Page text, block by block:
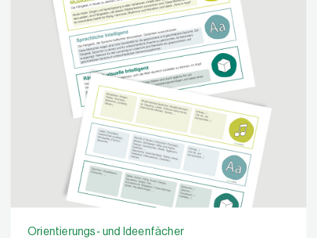
Orientierungs- und Ideenfächer